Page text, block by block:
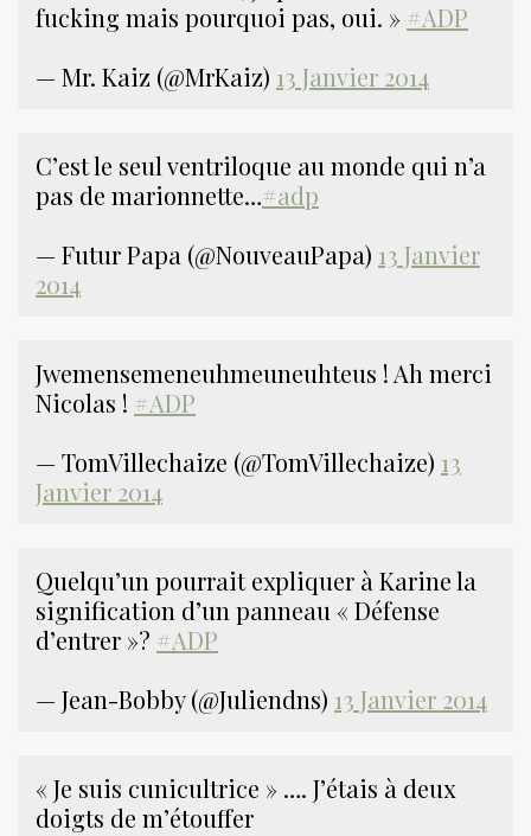
fucking mais pourquoi pas, oui. » #ADP
— Mr. Kaiz (@MrKaiz) 13 Janvier 2014
C’est le seul ventriloque au monde qui n’a
pas de marionnette…#adp
— Futur Papa (@NouveauPapa) 13 Janvier
2014
Jwemensemeneuhmeuneuhteus ! Ah merci
Nicolas ! #ADP
— TomVillechaize (@TomVillechaize) 13
Janvier 2014
Quelqu’un pourrait expliquer à Karine la
signification d’un panneau « Défense
d’entrer »? #ADP
— Jean-Bobby (@Juliendns) 13 Janvier 2014
« Je suis cunicultrice » …. J’étais à deux
doigts de m’étouffer